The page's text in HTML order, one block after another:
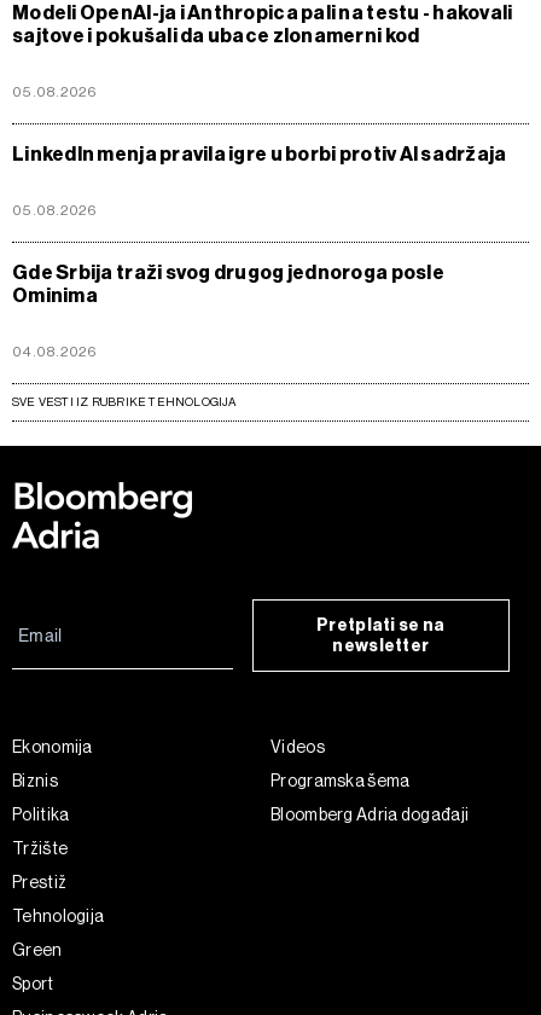
Modeli OpenAI-ja i Anthropica pali na testu - hakovali
sajtove i pokušali da ubace zlonamerni kod
05.08.2026
LinkedIn menja pravila igre u borbi protiv AI sadržaja
05.08.2026
Gde Srbija traži svog drugog jednoroga posle
Ominima
04.08.2026
SVE VESTI IZ RUBRIKE TEHNOLOGIJA
Pretplati se na
newsletter
Ekonomija
Biznis
Politika
Tržište
Prestiž
Tehnologija
Green
Sport
Videos
Programska šema
Bloomberg Adria događaji